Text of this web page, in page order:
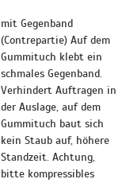
mit Gegenband
(Contrepartie) Auf dem
Gummituch klebt ein
schmales Gegenband.
Verhindert Auftragen in
der Auslage, auf dem
Gummituch baut sich
kein Staub auf, höhere
Standzeit. Achtung,
bitte kompressibles